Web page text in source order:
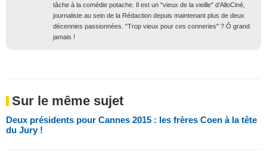
tâche à la comédie potache. Il est un "vieux de la vieille" d’AlloCiné,
journaliste au sein de la Rédaction depuis maintenant plus de deux
décennies passionnées. "Trop vieux pour ces conneries" ? Ô grand
jamais !
Sur le même sujet
Deux présidents pour Cannes 2015 : les frères Coen à la tête
du Jury !